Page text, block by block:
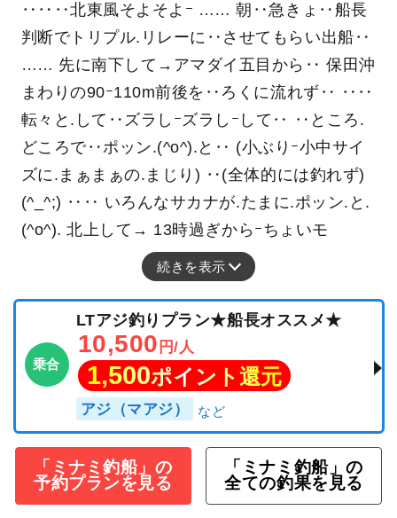
‥‥‥北東風そよそよｰ …… 朝‥急きょ‥船長
判断でトリプル.リレーに‥させてもらい出船‥
…… 先に南下して→アマダイ五目から‥ 保田沖
まわりの90ｰ110m前後を‥ろくに流れず‥ ‥‥
転々と.して‥ズラしｰズラしｰして‥ ‥ところ.
どころで‥ポッン.(^o^).と‥ (小ぶりｰ小中サイ
ズに.まぁまぁの.まじり) ‥(全体的には釣れず)
(^_^;) ‥‥ いろんなサカナが.たまに.ポッン.と.
(^o^). 北上して→ 13時過ぎからｰちょいモ
続きを表示
乗合
LTアジ釣りプラン★船長オススメ★
10,500 円/人
1,500ポイント還元
アジ（マアジ）
「ミナミ釣船」の
予約プランを見る
「ミナミ釣船」の
全ての釣果を見る